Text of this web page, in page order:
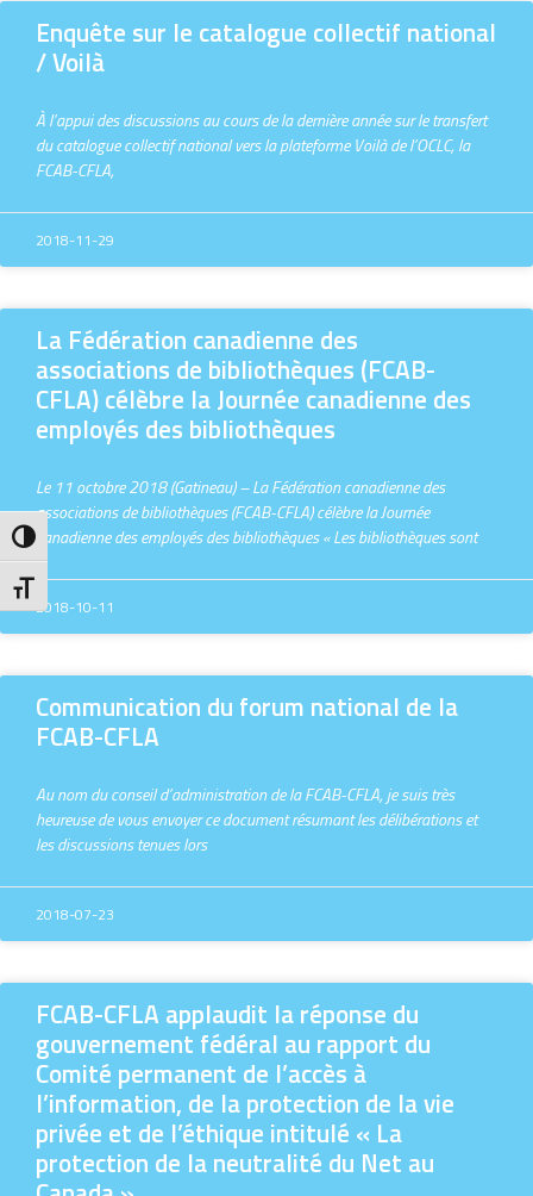
Toggle High Contrast
Toggle Font size
Enquête sur le catalogue collectif national
/ Voilà
À l’appui des discussions au cours de la dernière année sur le transfert
du catalogue collectif national vers la plateforme Voilà de l’OCLC, la
FCAB-CFLA,
2018-11-29
La Fédération canadienne des
associations de bibliothèques (FCAB-
CFLA) célèbre la Journée canadienne des
employés des bibliothèques
Le 11 octobre 2018 (Gatineau) – La Fédération canadienne des
associations de bibliothèques (FCAB-CFLA) célèbre la Journée
canadienne des employés des bibliothèques « Les bibliothèques sont
2018-10-11
Communication du forum national de la
FCAB-CFLA
Au nom du conseil d’administration de la FCAB-CFLA, je suis très
heureuse de vous envoyer ce document résumant les délibérations et
les discussions tenues lors
2018-07-23
FCAB-CFLA applaudit la réponse du
gouvernement fédéral au rapport du
Comité permanent de l’accès à
l’information, de la protection de la vie
privée et de l’éthique intitulé « La
protection de la neutralité du Net au